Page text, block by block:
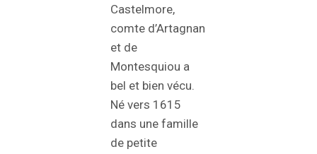
Castelmore,
comte d’Artagnan
et de
Montesquiou a
bel et bien vécu.
Né vers 1615
dans une famille
de petite